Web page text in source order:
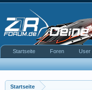
Startseite
Startseite Foren User